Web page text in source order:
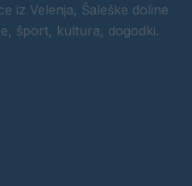
iz Velenja, Šaleške doline
šport, kultura, dogodki.